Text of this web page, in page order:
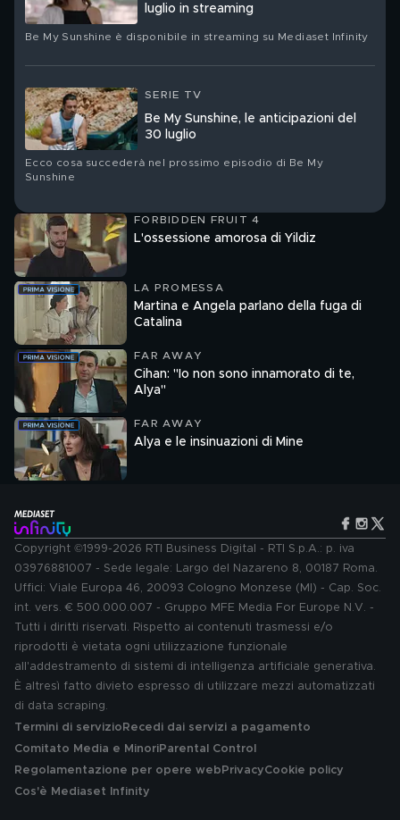
luglio in streaming
Be My Sunshine è disponibile in streaming su Mediaset Infinity
SERIE TV
Be My Sunshine, le anticipazioni del
30 luglio
Ecco cosa succederà nel prossimo episodio di Be My
Sunshine
FORBIDDEN FRUIT 4
L'ossessione amorosa di Yildiz
LA PROMESSA
Martina e Angela parlano della fuga di
Catalina
FAR AWAY
Cihan: "Io non sono innamorato di te,
Alya"
FAR AWAY
Alya e le insinuazioni di Mine
Copyright ©1999-2026 RTI Business Digital - RTI S.p.A.: p. iva
03976881007 - Sede legale: Largo del Nazareno 8, 00187 Roma.
Uffici: Viale Europa 46, 20093 Cologno Monzese (MI) - Cap. Soc.
int. vers. € 500.000.007 - Gruppo MFE Media For Europe N.V. -
Tutti i diritti riservati. Rispetto ai contenuti trasmessi e/o
riprodotti è vietata ogni utilizzazione funzionale
all'addestramento di sistemi di intelligenza artificiale generativa.
È altresì fatto divieto espresso di utilizzare mezzi automatizzati
di data scraping.
Termini di servizio Recedi dai servizi a pagamento
Comitato Media e MinoriParental Control
Regolamentazione per opere web PrivacyCookie policy
Cos'è Mediaset Infinity